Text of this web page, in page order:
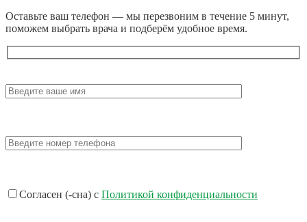
Оставьте ваш телефон — мы перезвоним в течение 5 минут,
поможем выбрать врача и подберём удобное время.
Согласен (-сна) с Политикой конфиденциальности